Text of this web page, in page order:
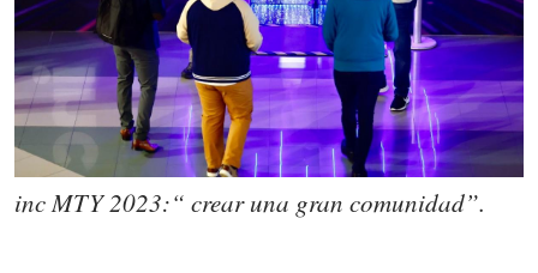
inc MTY 2023:“ crear una gran comunidad”.